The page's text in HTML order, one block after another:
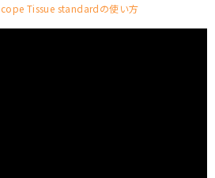
Tissue standardの使い方